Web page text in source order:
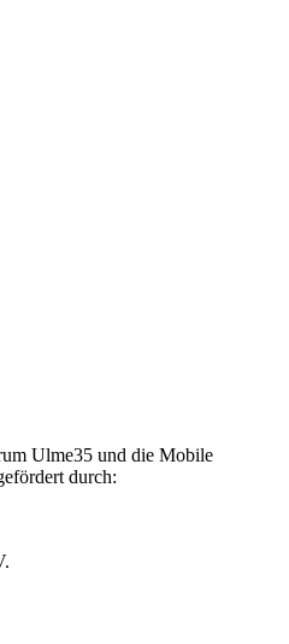
Ulme35 und die Mobile
durch: